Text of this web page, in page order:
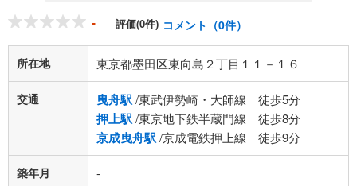
- 評価(0件) コメント（0件）
所在地 東京都墨田区東向島２丁目１１－１６
交通 曳舟駅/東武伊勢崎・大師線 徒歩5分
押上駅/東京地下鉄半蔵門線 徒歩8分
京成曳舟駅/京成電鉄押上線 徒歩9分
築年月 -